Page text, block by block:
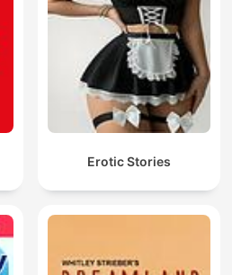
Erotic Stories